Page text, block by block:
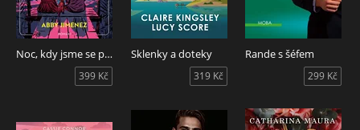
Noc, kdy jsme se potkali
399 Kč
Sklenky a doteky
319 Kč
Rande s šéfem
299 Kč